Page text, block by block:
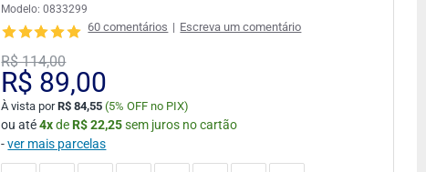
Modelo: 0833299
60 comentários | Escreva um comentário
R$ 89,00
R$ 114,00
À vista porR$ 84,55 (5% OFF no PIX)
ou até4xdeR$ 22,25 sem juros no cartão
-ver mais parcelas